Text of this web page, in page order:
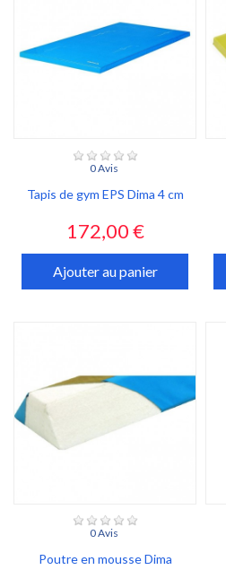
0 Avis
Tapis de gym EPS Dima 4 cm
Prix
172,00 €
Ajouter au panier
0 Avis
Poutre en mousse Dima